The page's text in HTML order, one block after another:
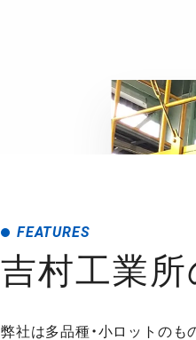
FEATURES
吉村工業所
弊社は多品種・小ロットのも